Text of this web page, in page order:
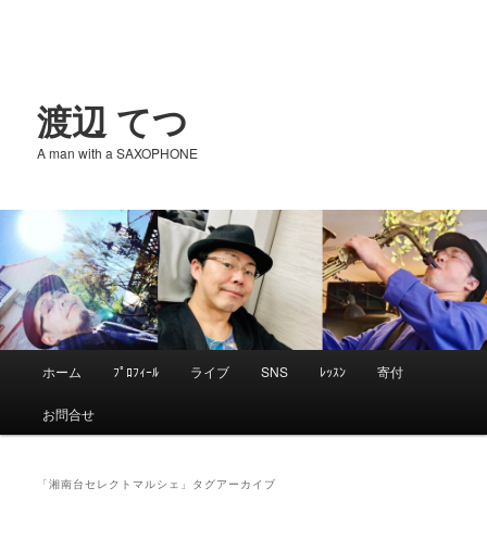
渡辺 てつ
A man with a SAXOPHONE
メ
イ
ン
サ
ブ
コ
ホーム ﾌﾟﾛﾌｨｰﾙ ライブ SNS ﾚｯｽﾝ 寄付
お問合せ
「湘南台セレクトマルシェ 」タグアーカイブ